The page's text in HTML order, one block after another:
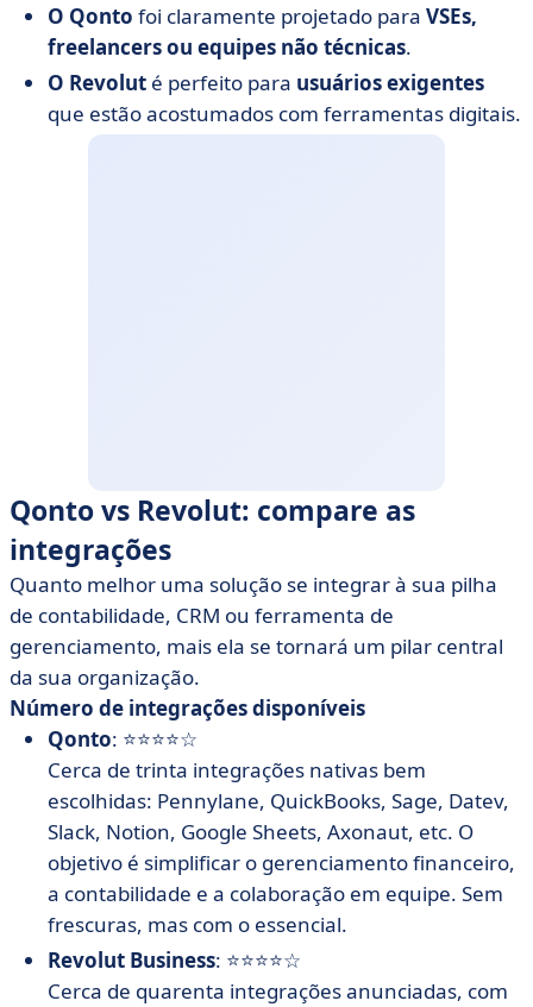
O Qonto foi claramente projetado para VSEs,
freelancers ou equipes não técnicas.
O Revolut é perfeito para usuários exigentes
que estão acostumados com ferramentas digitais.
Qonto vs Revolut: compare as
integrações
Quanto melhor uma solução se integrar à sua pilha
de contabilidade, CRM ou ferramenta de
gerenciamento, mais ela se tornará um pilar central
da sua organização.
Número de integrações disponíveis
Qonto: ⭐⭐⭐⭐☆
Cerca de trinta integrações nativas bem
escolhidas: Pennylane, QuickBooks, Sage, Datev,
Slack, Notion, Google Sheets, Axonaut, etc. O
objetivo é simplificar o gerenciamento financeiro,
a contabilidade e a colaboração em equipe. Sem
frescuras, mas com o essencial.
Revolut Business: ⭐⭐⭐⭐☆
Cerca de quarenta integrações anunciadas, com